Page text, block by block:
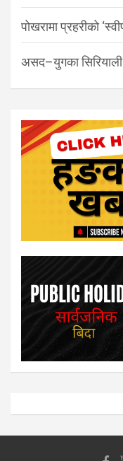
पोखरामा प्रहरीको
असद–युगका